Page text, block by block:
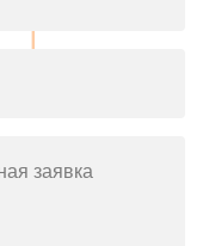
заявка